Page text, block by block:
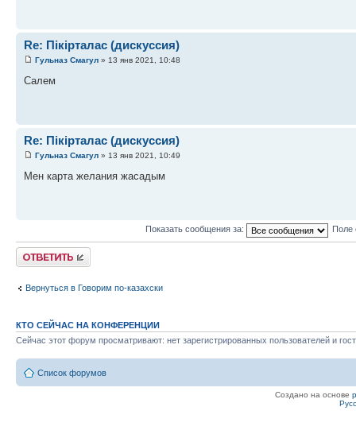
Re: Пікірталас (дискуссия)
Гульназ Смагул » 13 янв 2021, 10:48
Салем
Re: Пікірталас (дискуссия)
Гульназ Смагул » 13 янв 2021, 10:49
Мен карта желания жасадым
Показать сообщения за: Поле
Ответить
Вернуться в Говорим по-казахски
КТО СЕЙЧАС НА КОНФЕРЕНЦИИ
Сейчас этот форум просматривают: нет зарегистрированных пользователей и
Список форумов
Создано на основе